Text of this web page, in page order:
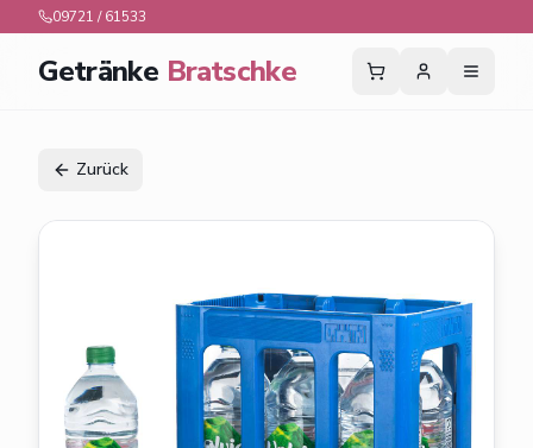
09721 / 61533
Getränke Bratschke
Zurück